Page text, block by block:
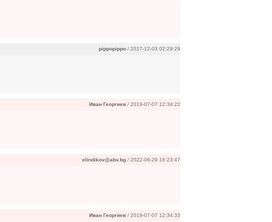
pippopippo / 2017-12-03 02:29:29
Иван Георгиев / 2019-07-07 12:34:22
elindikov@abv.bg / 2022-06-29 16:23:47
Иван Георгиев / 2019-07-07 12:34:33